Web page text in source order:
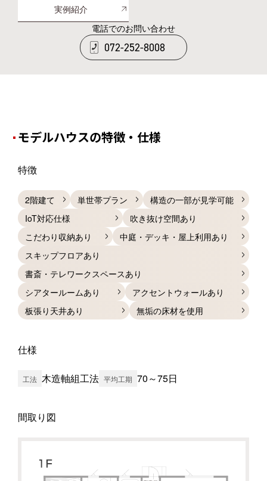
実例紹介
電話でのお問い合わせ
072-252-8008
モデルハウスの特徴・仕様
特徴
2階建て 単世帯プラン
構造の一部が見学可能
IoT対応仕様
吹き抜け空間あり
こだわり収納あり
中庭・デッキ・屋上利用あり
スキップフロアあり
書斎・テレワークスペースあり
シアタールームあり
アクセントウォールあり
板張り天井あり
無垢の床材を使用
仕様
工法 木造軸組工法 平均工期 70～75日
間取り図